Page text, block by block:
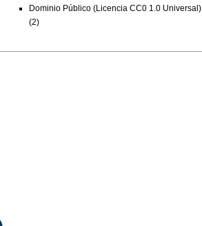
Dominio Público (Licencia CC0 1.0 Universal)
(2)